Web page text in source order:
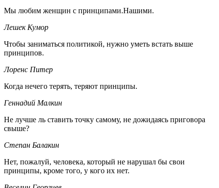
Мы любим женщин с принципами.Нашими.
Лешек Кумор
Чтобы заниматься политикой, нужно уметь встать выше
принципов.
Лоренс Питер
Когда нечего терять, теряют принципы.
Геннадий Малкин
Не лучше ль ставить точку самому, не дожидаясь приговора
свыше?
Степан Балакин
Нет, пожалуй, человека, который не нарушал бы свои
принципы, кроме того, у кого их нет.